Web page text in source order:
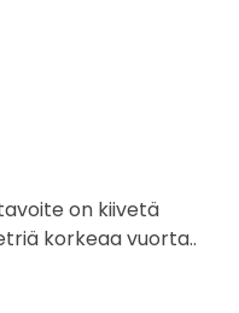
on kiivetä
korkeaa vuorta..